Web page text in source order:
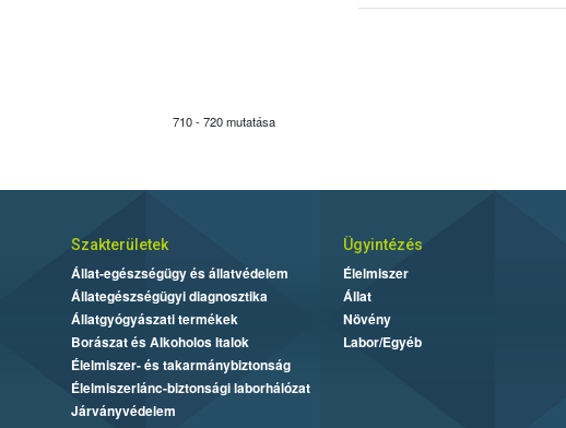
hirdetménye
710 - 720 mutatása
Szakterületek
Állat-egészségügy és állatvédelem
Állategészségügyi diagnosztika
Állatgyógyászati termékek
Borászat és Alkoholos Italok
Élelmiszer- és takarmánybiztonság
Élelmiszerlánc-biztonsági laborhálózat
Járványvédelem
Ügyintézés
Élelmiszer
Állat
Növény
Labor/Egyéb